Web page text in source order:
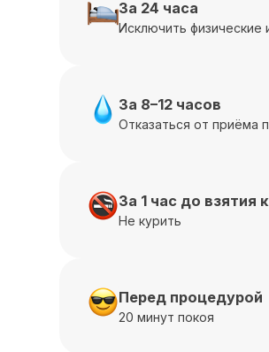
За 24 часа
Исключить физические
За 8–12 часов
Отказаться от приёма
За 1 час до взятия
Не курить
Перед процедурой
20 минут покоя